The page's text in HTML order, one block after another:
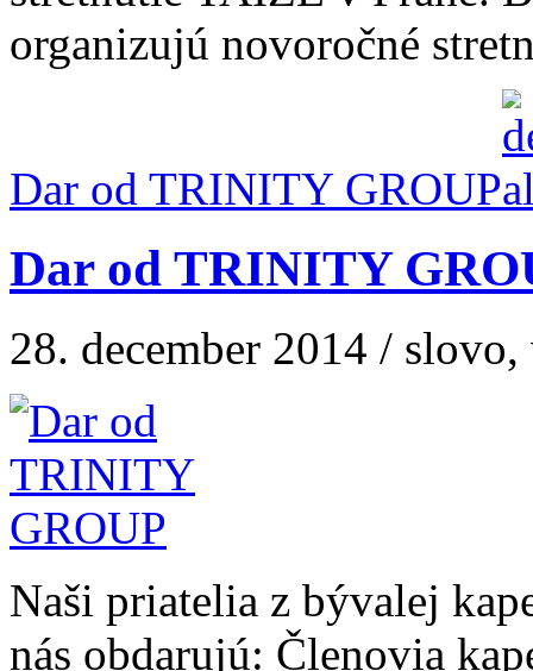
organizujú novoročné
Dar od TRINITY GROUP
Dar od TRINITY
28. december 2014 /
Naši priatelia z bývalej
nás obdarujú: Členovia